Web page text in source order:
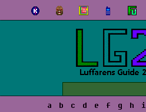
a b c d e f g h i